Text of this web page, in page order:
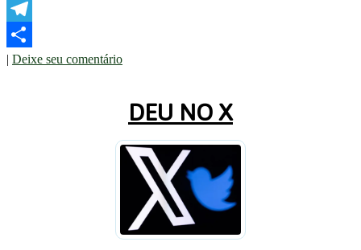
WhatsApp
Telegram
Share
| Deixe seu comentário
DEU NO X